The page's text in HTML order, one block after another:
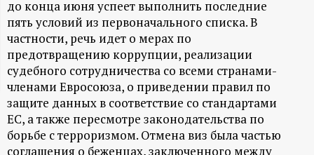
р
м
а
ц
и
до конца июня успеет выполнить последние
пять условий из первоначального списка. В
частности, речь идет о мерах по
предотвращению коррупции, реализации
судебного сотрудничества со всеми странами-
членами Евросоюза, о приведении правил по
защите данных в соответствие со стандартами
ЕС, а также пересмотре законодательства по
борьбе с терроризмом. Отмена виз была частью
соглашения о беженцах, заключенного между